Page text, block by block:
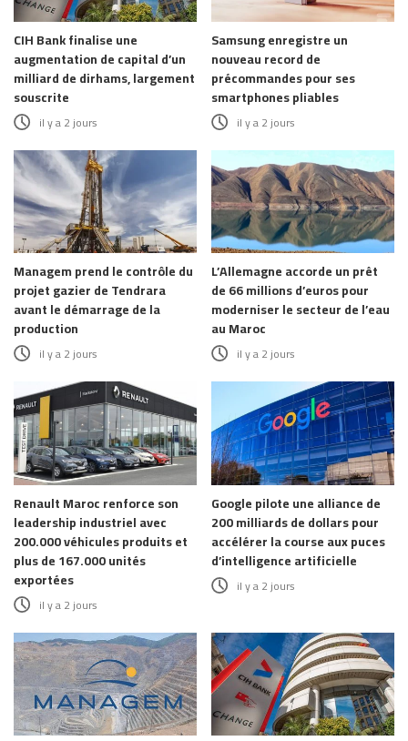
CIH Bank finalise une
augmentation de capital d’un
milliard de dirhams, largement
souscrite
il y a 2 jours
Samsung enregistre un
nouveau record de
précommandes pour ses
smartphones pliables
il y a 2 jours
Managem prend le contrôle du
projet gazier de Tendrara
avant le démarrage de la
production
il y a 2 jours
L’Allemagne accorde un prêt
de 66 millions d’euros pour
moderniser le secteur de l’eau
au Maroc
il y a 2 jours
Renault Maroc renforce son
leadership industriel avec
200.000 véhicules produits et
plus de 167.000 unités
exportées
il y a 2 jours
Google pilote une alliance de
200 milliards de dollars pour
accélérer la course aux puces
d’intelligence artificielle
il y a 2 jours